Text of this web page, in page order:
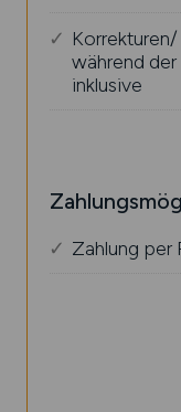
während
inklusive
Zahlung per